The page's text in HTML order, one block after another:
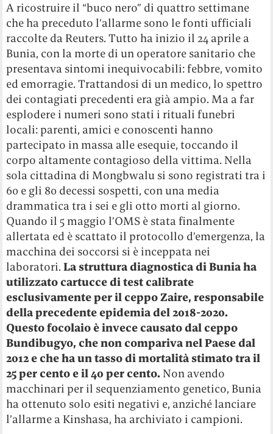
A ricostruire il “buco nero” di quattro settimane
che ha preceduto l’allarme sono le fonti ufficiali
raccolte da Reuters. Tutto ha inizio il 24 aprile a
Bunia, con la morte di un operatore sanitario che
presentava sintomi inequivocabili: febbre, vomito
ed emorragie. Trattandosi di un medico, lo spettro
dei contagiati precedenti era già ampio. Ma a far
esplodere i numeri sono stati i rituali funebri
locali: parenti, amici e conoscenti hanno
partecipato in massa alle esequie, toccando il
corpo altamente contagioso della vittima. Nella
sola cittadina di Mongbwalu si sono registrati tra i
60 e gli 80 decessi sospetti, con una media
drammatica tra i sei e gli otto morti al giorno.
Quando il 5 maggio l’OMS è stata finalmente
allertata ed è scattato il protocollo d’emergenza, la
macchina dei soccorsi si è inceppata nei
laboratori.La struttura diagnostica di Bunia ha
utilizzato cartucce di test calibrate
esclusivamente per il ceppo Zaire, responsabile
della precedente epidemia del 2018-2020.
Questo focolaio è invece causato dal ceppo
Bundibugyo, che non compariva nel Paese dal
2012 e che ha un tasso di mortalità stimato tra il
25 per cento e il 40 per cento. Non avendo
macchinari per il sequenziamento genetico, Bunia
ha ottenuto solo esiti negativi e, anziché lanciare
l’allarme a Kinshasa, ha archiviato i campioni.